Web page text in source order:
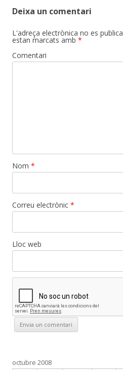
Deixa un comentari
L'adreça electrònica no es
estan marcats amb *
Comentari
Nom *
Correu electrònic *
Lloc web
octubre 2008